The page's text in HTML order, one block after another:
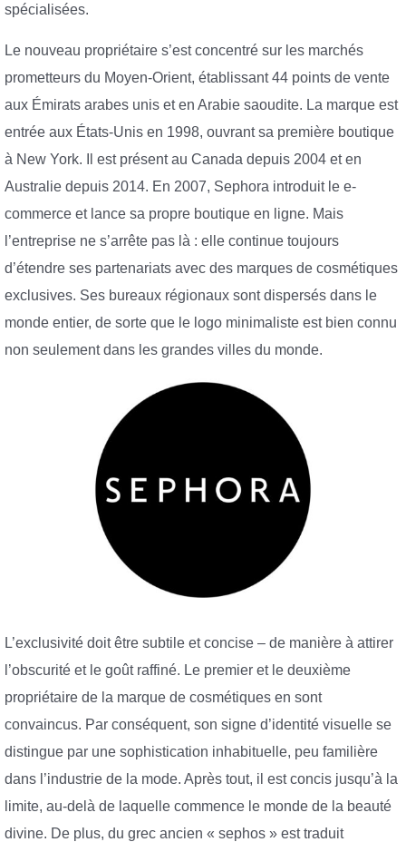
spécialisées.
Le nouveau propriétaire s’est concentré sur les marchés
prometteurs du Moyen-Orient, établissant 44 points de vente
aux Émirats arabes unis et en Arabie saoudite. La marque est
entrée aux États-Unis en 1998, ouvrant sa première boutique
à New York. Il est présent au Canada depuis 2004 et en
Australie depuis 2014. En 2007, Sephora introduit le e-
commerce et lance sa propre boutique en ligne. Mais
l’entreprise ne s’arrête pas là : elle continue toujours
d’étendre ses partenariats avec des marques de cosmétiques
exclusives. Ses bureaux régionaux sont dispersés dans le
monde entier, de sorte que le logo minimaliste est bien connu
non seulement dans les grandes villes du monde.
L’exclusivité doit être subtile et concise – de manière à attirer
l’obscurité et le goût raffiné. Le premier et le deuxième
propriétaire de la marque de cosmétiques en sont
convaincus. Par conséquent, son signe d’identité visuelle se
distingue par une sophistication inhabituelle, peu familière
dans l’industrie de la mode. Après tout, il est concis jusqu’à la
limite, au-delà de laquelle commence le monde de la beauté
divine. De plus, du grec ancien « sephos » est traduit